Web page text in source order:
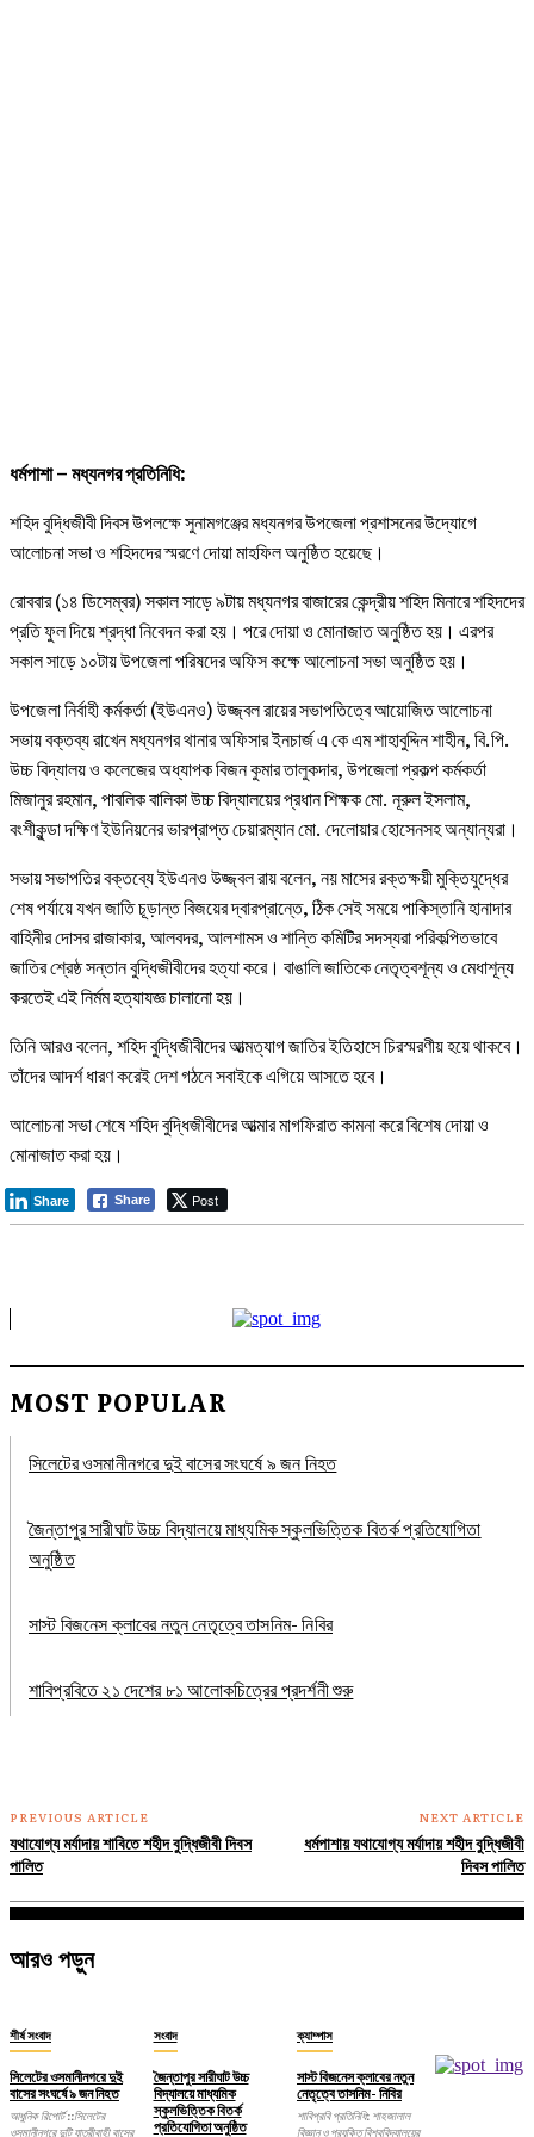
ধর্মপাশা – মধ্যনগর প্রতিনিধি:
শহিদ বুদ্ধিজীবী দিবস উপলক্ষে সুনামগঞ্জের মধ্যনগর উপজেলা প্রশাসনের উদ্যোগে
আলোচনা সভা ও শহিদদের স্মরণে দোয়া মাহফিল অনুষ্ঠিত হয়েছে।
রোববার (১৪ ডিসেম্বর) সকাল সাড়ে ৯টায় মধ্যনগর বাজারের কেন্দ্রীয় শহিদ মিনারে শহিদদের
প্রতি ফুল দিয়ে শ্রদ্ধা নিবেদন করা হয়। পরে দোয়া ও মোনাজাত অনুষ্ঠিত হয়। এরপর
সকাল সাড়ে ১০টায় উপজেলা পরিষদের অফিস কক্ষে আলোচনা সভা অনুষ্ঠিত হয়।
উপজেলা নির্বাহী কর্মকর্তা (ইউএনও) উজ্জ্বল রায়ের সভাপতিত্বে আয়োজিত আলোচনা
সভায় বক্তব্য রাখেন মধ্যনগর থানার অফিসার ইনচার্জ এ কে এম শাহাবুদ্দিন শাহীন, বি.পি.
উচ্চ বিদ্যালয় ও কলেজের অধ্যাপক বিজন কুমার তালুকদার, উপজেলা প্রকল্প কর্মকর্তা
মিজানুর রহমান, পাবলিক বালিকা উচ্চ বিদ্যালয়ের প্রধান শিক্ষক মো. নূরুল ইসলাম,
বংশীকুন্ডা দক্ষিণ ইউনিয়নের ভারপ্রাপ্ত চেয়ারম্যান মো. দেলোয়ার হোসেনসহ অন্যান্যরা।
সভায় সভাপতির বক্তব্যে ইউএনও উজ্জ্বল রায় বলেন, নয় মাসের রক্তক্ষয়ী মুক্তিযুদ্ধের
শেষ পর্যায়ে যখন জাতি চূড়ান্ত বিজয়ের দ্বারপ্রান্তে, ঠিক সেই সময়ে পাকিস্তানি হানাদার
বাহিনীর দোসর রাজাকার, আলবদর, আলশামস ও শান্তি কমিটির সদস্যরা পরিকল্পিতভাবে
জাতির শ্রেষ্ঠ সন্তান বুদ্ধিজীবীদের হত্যা করে। বাঙালি জাতিকে নেতৃত্বশূন্য ও মেধাশূন্য
করতেই এই নির্মম হত্যাযজ্ঞ চালানো হয়।
তিনি আরও বলেন, শহিদ বুদ্ধিজীবীদের আত্মত্যাগ জাতির ইতিহাসে চিরস্মরণীয় হয়ে থাকবে।
তাঁদের আদর্শ ধারণ করেই দেশ গঠনে সবাইকে এগিয়ে আসতে হবে।
আলোচনা সভা শেষে শহিদ বুদ্ধিজীবীদের আত্মার মাগফিরাত কামনা করে বিশেষ দোয়া ও
মোনাজাত করা হয়।
Share Post
Share
MOST POPULAR
সিলেটের ওসমানীনগরে দুই বাসের সংঘর্ষে ৯ জন নিহত
জৈন্তাপুর সারীঘাট উচ্চ বিদ্যালয়ে মাধ্যমিক স্কুলভিত্তিক বিতর্ক প্রতিযোগিতা
অনুষ্ঠিত
সাস্ট বিজনেস ক্লাবের নতুন নেতৃত্বে তাসনিম- নিবির
শাবিপ্রবিতে ২১ দেশের ৮১ আলোকচিত্রের প্রদর্শনী শুরু
PREVIOUS ARTICLE
যথাযোগ্য মর্যাদায় শাবিতে শহীদ বুদ্ধিজীবী দিবস
পালিত
NEXT ARTICLE
ধর্মপাশায় যথাযোগ্য মর্যাদায় শহীদ বুদ্ধিজীবী
দিবস পালিত
আরও পড়ুন
শীর্ষ সংবাদ
সিলেটের ওসমানীনগরে দুই
বাসের সংঘর্ষে ৯ জন নিহত
আধুনিক রিপোর্ট ::সিলেটের
ওসমানীনগরে দুটি যাত্রীবাহী বাসের
সংবাদ
জৈন্তাপুর সারীঘাট উচ্চ
বিদ্যালয়ে মাধ্যমিক
স্কুলভিত্তিক বিতর্ক
প্রতিযোগিতা অনুষ্ঠিত
ক্যাম্পাস
সাস্ট বিজনেস ক্লাবের নতুন
নেতৃত্বে তাসনিম- নিবির
শাবিপ্রবি প্রতিনিধি: শাহজালাল
বিজ্ঞান ও প্রযুক্তি বিশ্ববিদ্যালয়ের